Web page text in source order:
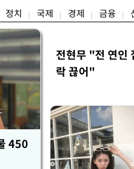
정치 국제 경제 금융
450
전현무 "전 연인
락 끊어"